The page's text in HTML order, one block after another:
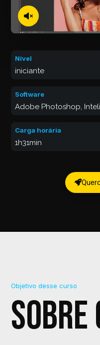
Nível
iniciante
Software
Adobe Photoshop,
Carga horária
1h31min
Objetivo desse curso